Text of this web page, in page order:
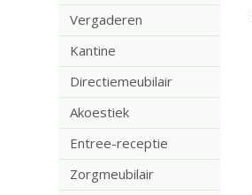
Vergaderen
Kantine
Directiemeubilair
Akoestiek
Entree-receptie
Zorgmeubilair